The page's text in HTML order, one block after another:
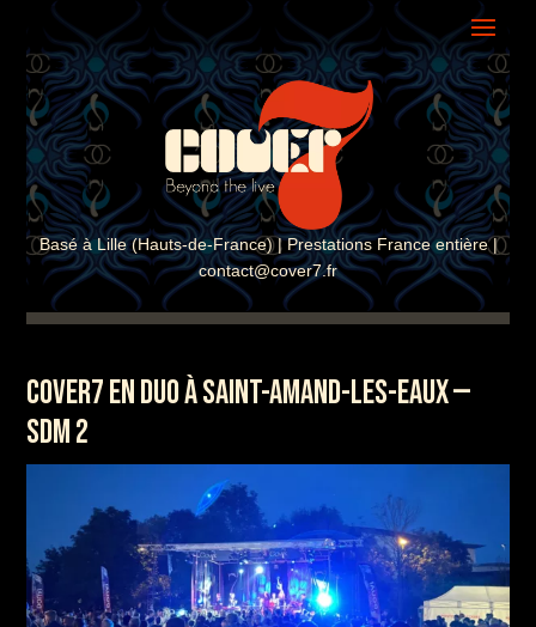
Basé à Lille (Hauts-de-France) | Prestations France entière |
contact@cover7.fr
COVER7 EN DUO À SAINT-AMAND-LES-EAUX —
SDM 2
ASSISTANT COVER7
En ligne · Réponse instantanée